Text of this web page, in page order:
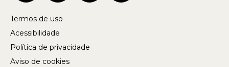
Termos de uso
Acessibilidade
Política de privacidade
Aviso de cookies